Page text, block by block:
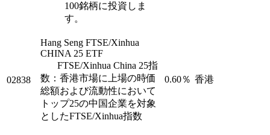
100銘柄に投資しま
す。
02838
Hang Seng FTSE/Xinhua
CHINA 25 ETF
FTSE/Xinhua China 25指
数：香港市場に上場の時価
総額および流動性において
トップ25の中国企業を対象
としたFTSE/Xinhua指数
0.60％ 香港